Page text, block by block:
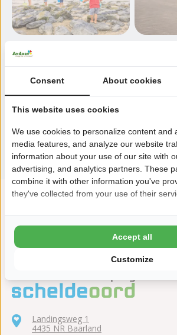
Terug naar het
Landingsweg 1
4435 NR Baarland
Consent About cookies
This website uses cookies
We use cookies to personalize content and
media features, and analyze our website
information about your use of our site with
advertising, and analytics partners. These
combine it with other information you've
they've collected from your use of their
Customize
Accept all